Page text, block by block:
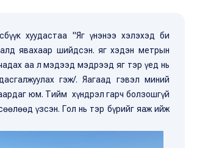
хуудастаа "Яг үнэнээ хэлэхэд би
явахаар шийдсэн. яг хэдэн метрын
аа л мэдээд мэдрээд яг тэр үед нь
гэж/. Яагаад гэвэл миний
юм. Тийм хүндрэл гарч болзошгүй
үзсэн. Гол нь тэр бүрийг яаж ийж